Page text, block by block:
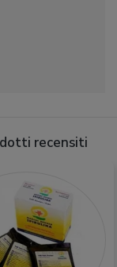
recensiti